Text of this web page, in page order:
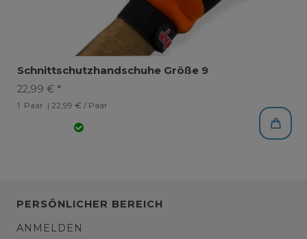
Schnittschutzhandschuhe Größe 9
22,99 € *
1 Paar | 22,99 € / Paar
PERSÖNLICHER BEREICH
ANMELDEN